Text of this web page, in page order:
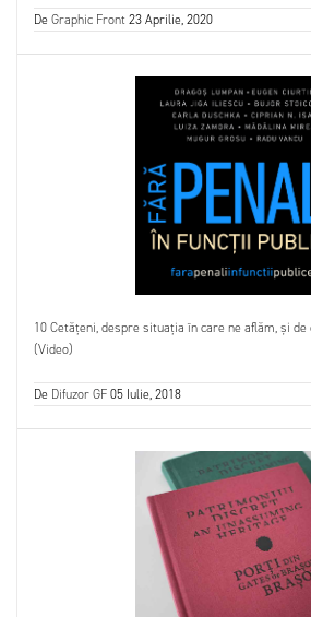
DeGraphic Front23 Aprilie, 2020
10 Cetățeni, despre situația în care ne aflăm, și
(Video)
De Difuzor GF05 Iulie, 2018